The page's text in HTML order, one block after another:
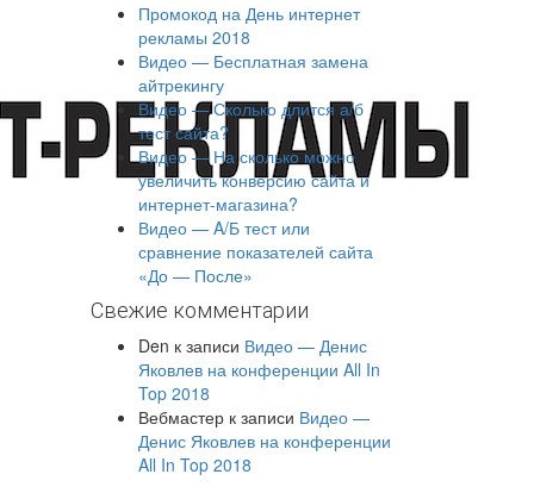
Промокод на День интернет
рекламы 2018
Видео — Бесплатная замена
айтрекингу
Видео — Сколько длится а/б
тест сайта?
Видео — На сколько можно
увеличить конверсию сайта и
интернет-магазина?
Видео — A/Б тест или
сравнение показателей сайта
«До — После»
Свежие комментарии
Den к записи Видео — Денис
Яковлев на конференции All In
Top 2018
Вебмастер к записи Видео —
Денис Яковлев на конференции
All In Top 2018